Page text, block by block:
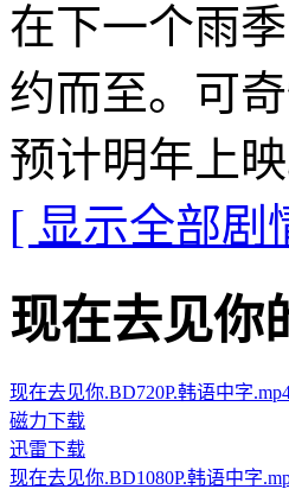
在下一个雨
约而至。可
预计明年上映
[ 显示全部剧
现在去见你
现在去见你.BD720P.韩语中字
磁力下载
迅雷下载
现在去见你.BD1080P.韩语中字